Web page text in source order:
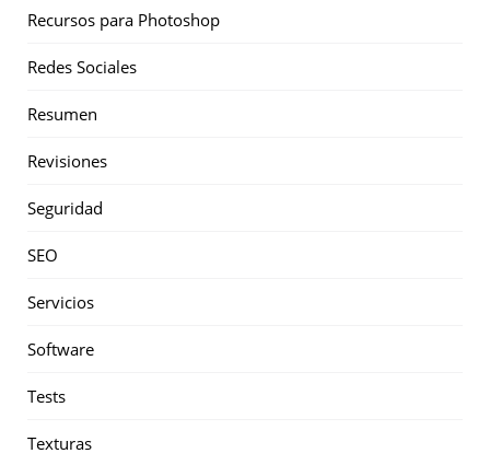
Recursos para Photoshop
Redes Sociales
Resumen
Revisiones
Seguridad
SEO
Servicios
Software
Tests
Texturas